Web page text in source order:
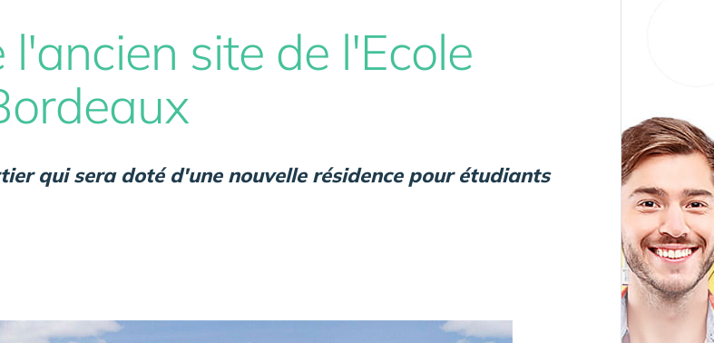
site de l'Ecole
qui sera doté d'une nouvelle résidence pour étudiants